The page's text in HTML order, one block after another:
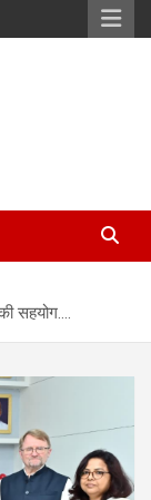
सहयोग….